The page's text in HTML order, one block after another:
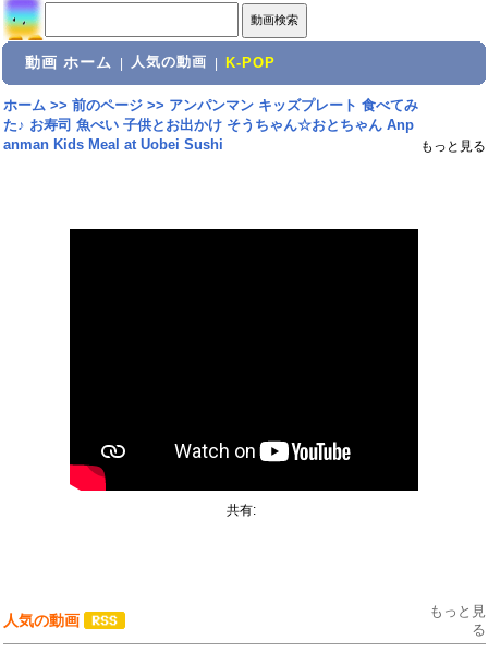
動画 ホーム 人気の動画 K-POP
ホーム>> 前のページ>> アンパンマン キッズプレート 食べてみ
た♪ お寿司 魚べい 子供とお出かけ そうちゃん☆おとちゃん Anp
anman Kids Meal at Uobei Sushi
もっと見る
共有:
人気の動画
もっと見
る